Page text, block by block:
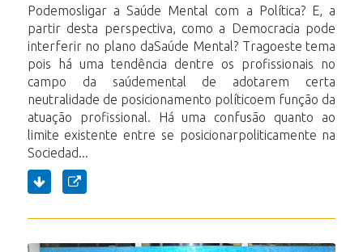
Podemosligar a Saúde Mental com a Política? E, a
partir desta perspectiva, como a Democracia pode
interferir no plano daSaúde Mental? Tragoeste tema
pois há uma tendência dentre os profissionais no
campo da saúdemental de adotarem certa
neutralidade de posicionamento políticoem função da
atuação profissional. Há uma confusão quanto ao
limite existente entre se posicionarpoliticamente na
Sociedad...